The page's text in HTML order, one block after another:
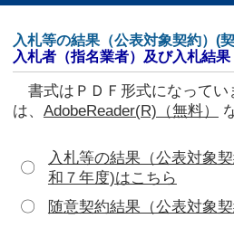
入札等の結果（公表対象契約）(
入札者（指名業者）及び入札結果
書式はＰＤＦ形式になってい
は、 AdobeReader(R)（無料）
〇
入札等の結果（公表対象
和７年度)はこちら
〇
随意契約結果（公表対象